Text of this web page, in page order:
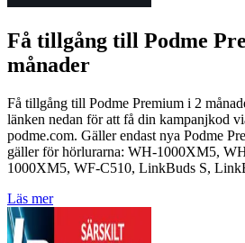
Få tillgång till Podme
månader
Få tillgång till Podme Premium i 2
länken nedan för att få din kampanjkod
podme.com. Gäller endast nya Podme
gäller för hörlurarna: WH-1000XM5,
1000XM5, WF-C510, LinkBuds S,
Läs mer